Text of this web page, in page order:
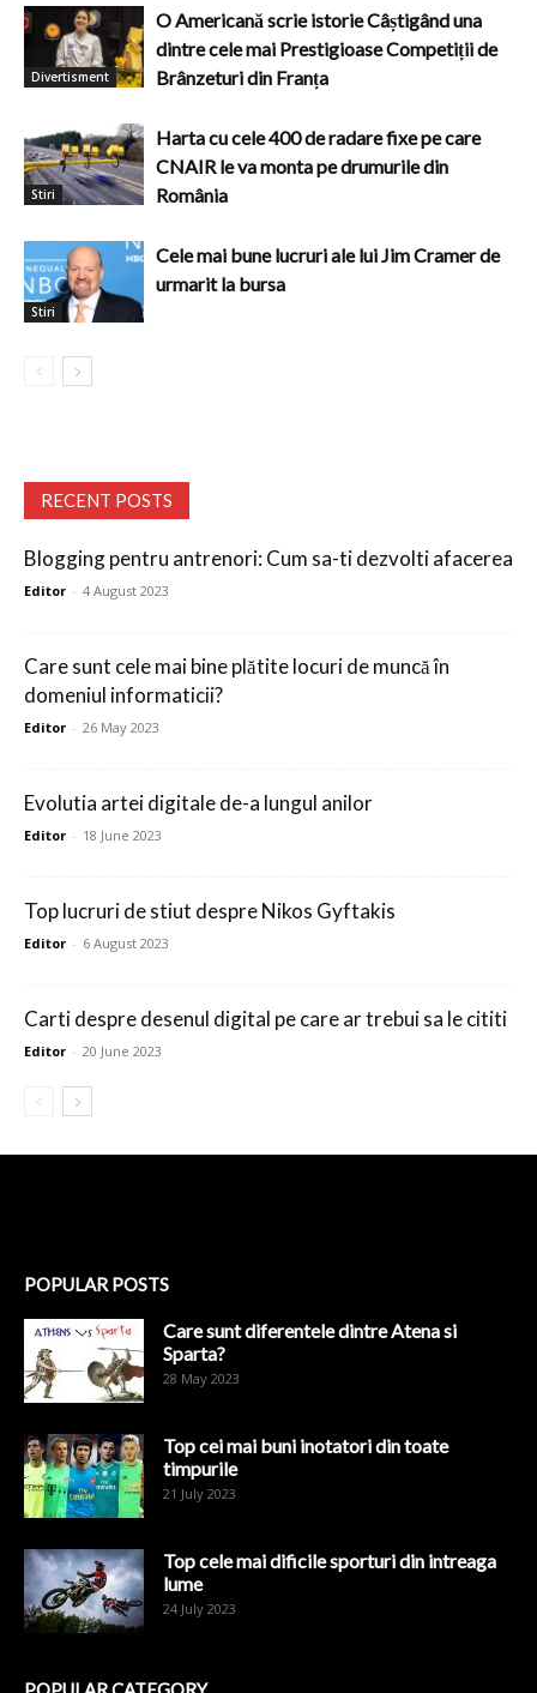
Divertisment
O Americană scrie istorie Câștigând una
dintre cele mai Prestigioase Competiții de
Brânzeturi din Franța
Stiri
Harta cu cele 400 de radare fixe pe care
CNAIR le va monta pe drumurile din
România
Stiri
Cele mai bune lucruri ale lui Jim Cramer de
urmarit la bursa
RECENT POSTS
Blogging pentru antrenori: Cum sa-ti dezvolti afacerea
Editor - 4 August 2023
Care sunt cele mai bine plătite locuri de muncă în
domeniul informaticii?
Editor - 26 May 2023
Evolutia artei digitale de-a lungul anilor
Editor - 18 June 2023
Top lucruri de stiut despre Nikos Gyftakis
Editor - 6 August 2023
Carti despre desenul digital pe care ar trebui sa le cititi
Editor - 20 June 2023
POPULAR POSTS
Care sunt diferentele dintre Atena si
Sparta?
28 May 2023
Top cei mai buni inotatori din toate
timpurile
21 July 2023
Top cele mai dificile sporturi din intreaga
lume
24 July 2023